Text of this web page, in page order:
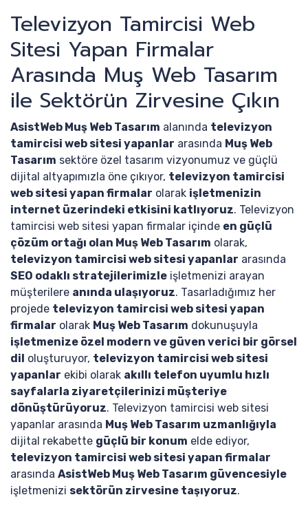
Televizyon Tamircisi Web
Sitesi Yapan Firmalar
Arasında Muş Web Tasarım
ile Sektörün Zirvesine Çıkın
AsistWeb Muş Web Tasarım alanında televizyon
tamircisi web sitesi yapanlar arasında Muş Web
Tasarım sektöre özel tasarım vizyonumuz ve güçlü
dijital altyapımızla öne çıkıyor, televizyon tamircisi
web sitesi yapan firmalar olarak işletmenizin
internet üzerindeki etkisini katlıyoruz. Televizyon
tamircisi web sitesi yapan firmalar içinde en güçlü
çözüm ortağı olan Muş Web Tasarım olarak,
televizyon tamircisi web sitesi yapanlar arasında
SEO odaklı stratejilerimizle işletmenizi arayan
müşterilere anında ulaşıyoruz. Tasarladığımız her
projede televizyon tamircisi web sitesi yapan
firmalar olarak Muş Web Tasarım dokunuşuyla
işletmenize özel modern ve güven verici bir görsel
dil oluşturuyor, televizyon tamircisi web sitesi
yapanlar ekibi olarak akıllı telefon uyumlu hızlı
sayfalarla ziyaretçilerinizi müşteriye
dönüştürüyoruz. Televizyon tamircisi web sitesi
yapanlar arasında Muş Web Tasarım uzmanlığıyla
dijital rekabette güçlü bir konum elde ediyor,
televizyon tamircisi web sitesi yapan firmalar
arasında AsistWeb Muş Web Tasarım güvencesiyle
işletmenizi sektörün zirvesine taşıyoruz.